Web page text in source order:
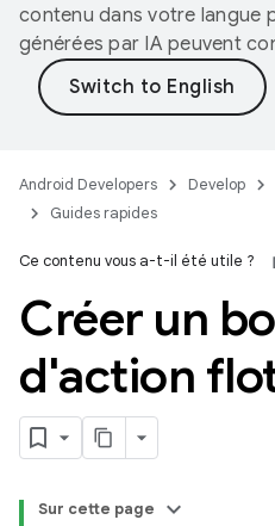
contenu dans votre langue
générées par IA peuvent
Android Developers Develop
Guides rapides
Ce contenu vous a-t-il été utile ?
Créer un
d'action
Sur cette page